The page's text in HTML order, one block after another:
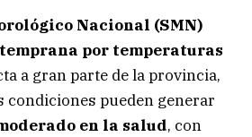
Nacional (SMN)
por temperaturas
a gran parte de la provincia,
condiciones pueden generar
en la salud, con